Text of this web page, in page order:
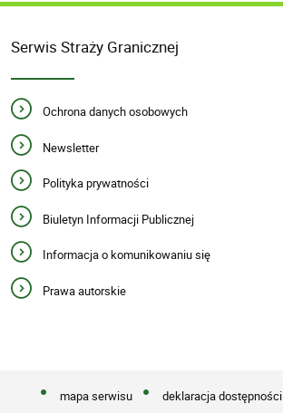
Serwis Straży Granicznej
Ochrona danych osobowych
Newsletter
Polityka prywatności
Biuletyn Informacji Publicznej
Informacja o komunikowaniu się
Prawa autorskie
mapa serwisu deklaracja dostępności